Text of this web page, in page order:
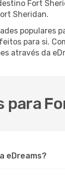
Fort
Sheridan.
para si.
através da
para
eDreams?